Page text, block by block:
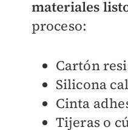
materiales
proceso:
Cartón
Silicona
Cinta
Tijeras o